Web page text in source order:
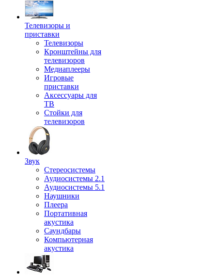
Телевизоры и
приставки
Телевизоры
Кронштейны для
телевизоров
Медиаплееры
Игровые
приставки
Аксессуары для
ТВ
Стойки для
телевизоров
Звук
Стереосистемы
Аудиосистемы 2.1
Аудиосистемы 5.1
Наушники
Плеера
Портативная
акустика
Саундбары
Компьютерная
акустика